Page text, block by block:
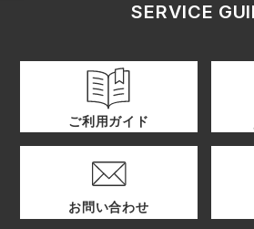
SERVICE
ご利用ガイド
お問い合わせ